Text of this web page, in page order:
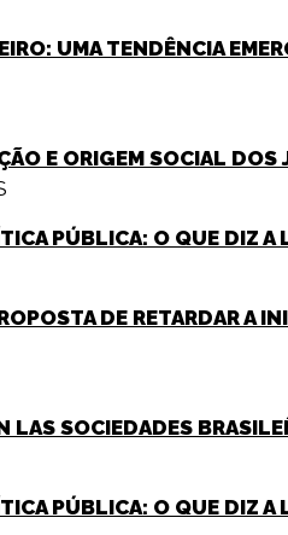
UMA TENDÊNCIA
E ORIGEM SOCIAL
PÚBLICA: O QUE DIZ
DE RETARDAR A
LAS SOCIEDADES
PÚBLICA: O QUE DIZ A